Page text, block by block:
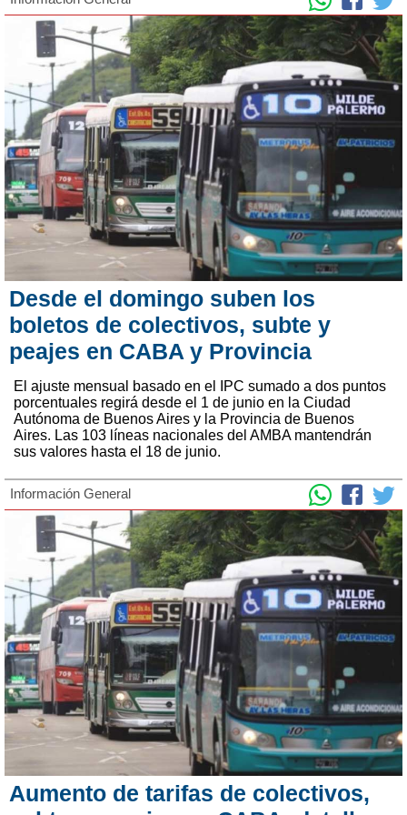
Desde el domingo suben los
boletos de colectivos, subte y
peajes en CABA y Provincia
El ajuste mensual basado en el IPC sumado a dos puntos
porcentuales regirá desde el 1 de junio en la Ciudad
Autónoma de Buenos Aires y la Provincia de Buenos
Aires. Las 103 líneas nacionales del AMBA mantendrán
sus valores hasta el 18 de junio.
Información General
Aumento de tarifas de colectivos,